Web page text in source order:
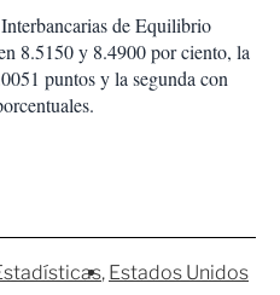
de Equilibrio
8.5150 y 8.4900 por ciento, la
puntos y la segunda con
Estados Unidos